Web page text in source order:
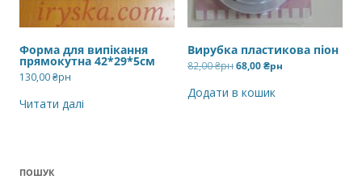
Форма для випікання
прямокутна 42*29*5см
130,00₴рн
Читати далі
Вирубка пластикова піон
82,00₴рнОригінальна
ціна:
68,00₴рн
Додати в кошик
ПОШУК